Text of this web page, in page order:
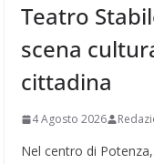
Teatro
scena
cittadina
4 Agosto 2026
Nel centro di